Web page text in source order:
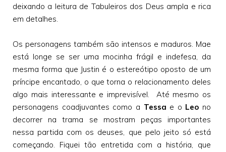
deixando a leitura de Tabuleiros dos Deus ampla e rica
em detalhes.
Os personagens também são intensos e maduros. Mae
está longe se ser uma mocinha frágil e indefesa, da
mesma forma que Justin é o estereótipo oposto de um
príncipe encantado, o que torna o relacionamento deles
algo mais interessante e imprevisível. Até mesmo os
personagens coadjuvantes como a Tessa e o Leo no
decorrer na trama se mostram peças importantes
nessa partida com os deuses, que pelo jeito só está
começando. Fiquei tão entretida com a história, que